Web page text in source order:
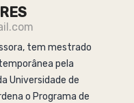
tem mestrado
pela
Universidade de
o Programa de